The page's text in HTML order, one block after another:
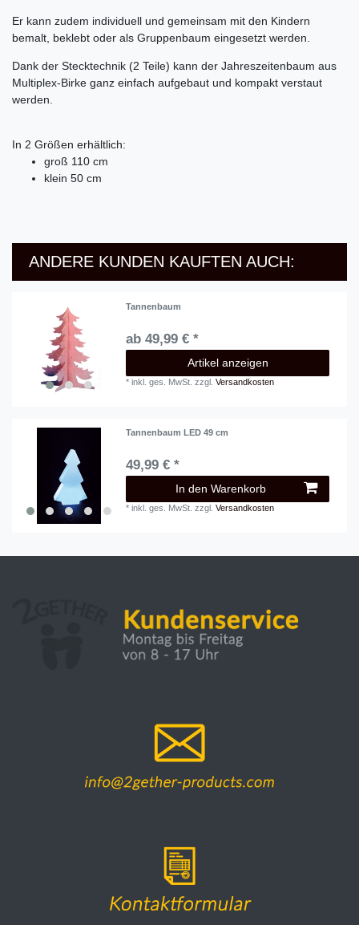
Er kann zudem individuell und gemeinsam mit den Kindern
bemalt, beklebt oder als Gruppenbaum eingesetzt werden.
Dank der Stecktechnik (2 Teile) kann der Jahreszeitenbaum aus
Multiplex-Birke ganz einfach aufgebaut und kompakt verstaut
werden.
In 2 Größen erhältlich:
groß 110 cm
klein 50 cm
ANDERE KUNDEN KAUFTEN AUCH:
Tannenbaum
ab 49,99 € *
Artikel anzeigen
*inkl. ges. MwSt. zzgl.Versandkosten
Tannenbaum LED 49 cm
49,99 € *
In den Warenkorb
*inkl. ges. MwSt. zzgl.Versandkosten